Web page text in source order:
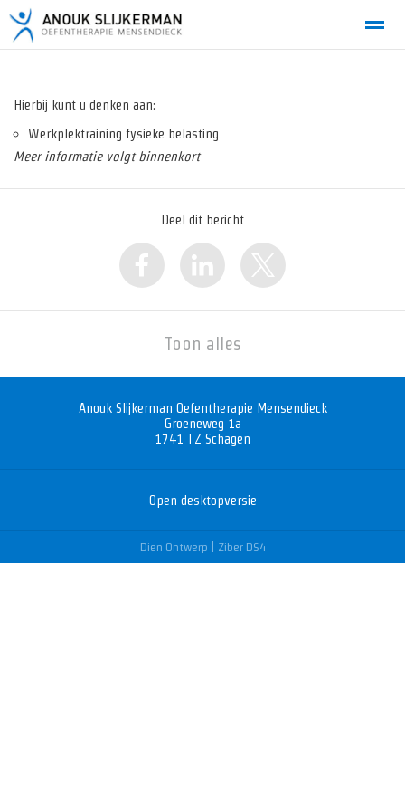
Home Bellen E-mail
Hierbij kunt u denken aan:
Werkplektraining fysieke belasting
Meer informatie volgt binnenkort
Deel dit bericht
Toon alles
Anouk Slijkerman Oefentherapie Mensendieck
Groeneweg 1a
1741 TZ Schagen
Open desktopversie
Dien Ontwerp | Ziber DS4